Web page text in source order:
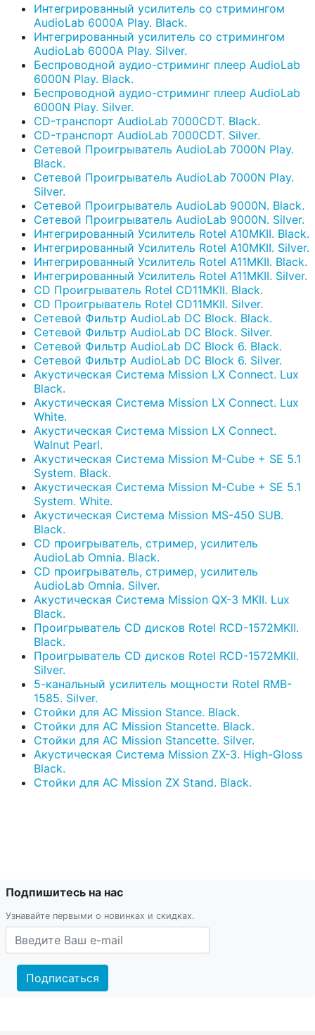
Интегрированный усилитель со стримингом
AudioLab 6000A Play. Black.
Интегрированный усилитель со стримингом
AudioLab 6000A Play. Silver.
Беспроводной аудио-стриминг плеер AudioLab
6000N Play. Black.
Беспроводной аудио-стриминг плеер AudioLab
6000N Play. Silver.
CD-транспорт AudioLab 7000CDT. Black.
CD-транспорт AudioLab 7000CDT. Silver.
Сетевой Проигрыватель AudioLab 7000N Play.
Black.
Сетевой Проигрыватель AudioLab 7000N Play.
Silver.
Сетевой Проигрыватель AudioLab 9000N. Black.
Сетевой Проигрыватель AudioLab 9000N. Silver.
Интегрированный Усилитель Rotel A10MKII. Black.
Интегрированный Усилитель Rotel A10MKII. Silver.
Интегрированный Усилитель Rotel A11MKII. Black.
Интегрированный Усилитель Rotel A11MKII. Silver.
CD Проигрыватель Rotel CD11MKII. Black.
CD Проигрыватель Rotel CD11MKII. Silver.
Сетевой Фильтр AudioLab DC Block. Black.
Сетевой Фильтр AudioLab DC Block. Silver.
Сетевой Фильтр AudioLab DC Block 6. Black.
Сетевой Фильтр AudioLab DC Block 6. Silver.
Акустическая Система Mission LX Connect. Lux
Black.
Акустическая Система Mission LX Connect. Lux
White.
Акустическая Система Mission LX Connect.
Walnut Pearl.
Акустическая Система Mission M-Cube + SE 5.1
System. Black.
Акустическая Система Mission M-Cube + SE 5.1
System. White.
Акустическая Система Mission MS-450 SUB.
Black.
CD проигрыватель, стример, усилитель
AudioLab Omnia. Black.
CD проигрыватель, стример, усилитель
AudioLab Omnia. Silver.
Акустическая Система Mission QX-3 MKII. Lux
Black.
Проигрыватель CD дисков Rotel RCD-1572MKII.
Black.
Проигрыватель CD дисков Rotel RCD-1572MKII.
Silver.
5-канальный усилитель мощности Rotel RMB-
1585. Silver.
Стойки для АС Mission Stance. Black.
Стойки для АС Mission Stancette. Black.
Стойки для АС Mission Stancette. Silver.
Акустическая Система Mission ZX-3. High-Gloss
Black.
Стойки для АС Mission ZX Stand. Black.
Подпишитесь на нас
Узнавайте первыми о новинках и скидках.
Подписаться